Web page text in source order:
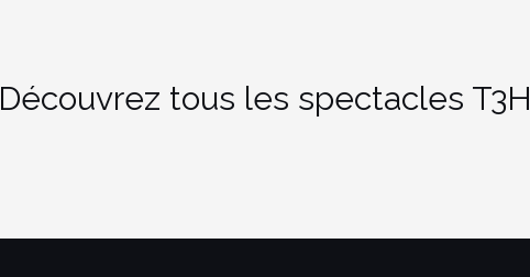
Découvrez tous les spectacles T3H